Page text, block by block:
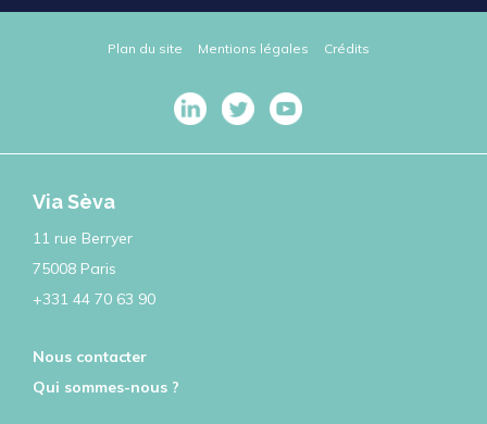
Plan du site Mentions légales Crédits
Via Sèva
11 rue Berryer
75008 Paris
+331 44 70 63 90
Nous contacter
Qui sommes-nous ?